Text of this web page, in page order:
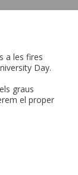
a les fires
Day.
graus
el proper